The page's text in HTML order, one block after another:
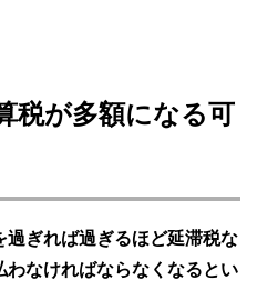
税が多額になる可
ぎれば過ぎるほど延滞税な
わなければならなくなるとい